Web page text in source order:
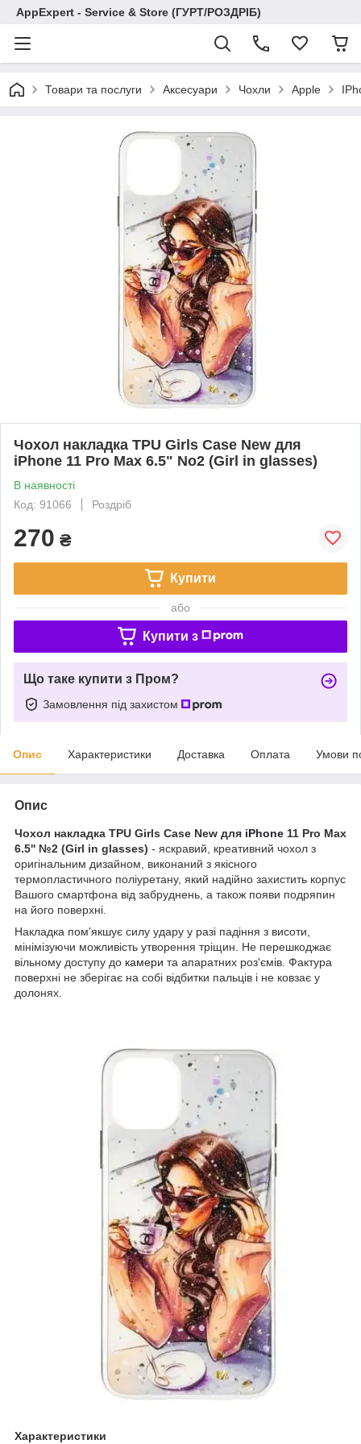
AppExpert - Service & Store (ГУРТ/РОЗДРІБ)
Товари та послуги Аксесуари Чохли Apple
Чохол накладка TPU Girls Case New для
iPhone 11 Pro Max 6.5" No2 (Girl in glasses)
В наявності
Код: 91066
Роздріб
270 ₴
Купити
або
Купити з
Що таке купити з Пром?
Замовлення під захистом
Опис Характеристики Доставка Оплата Умови
Опис
Чохол накладка TPU Girls Case New для iPhone 11 Pro Max
6.5'' №2 (Girl in glasses) - яскравий, креативний чохол з
оригінальним дизайном, виконаний з якісного
термопластичного поліуретану, який надійно захистить корпус
Вашого смартфона від забруднень, а також появи подряпин
на його поверхні.
Накладка пом'якшує силу удару у разі падіння з висоти,
мінімізуючи можливість утворення тріщин. Не перешкоджає
вільному доступу до камери та апаратних роз'ємів. Фактура
поверхні не зберігає на собі відбитки пальців і не ковзає у
долонях.
Характеристики